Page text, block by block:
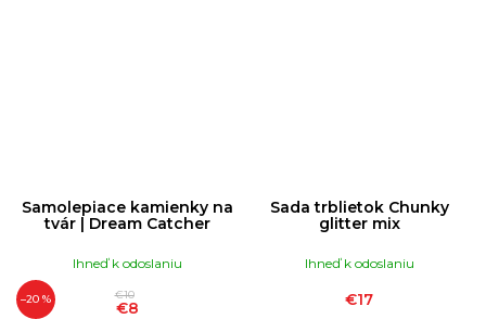
–20 %
Samolepiace kamienky na
tvár | Dream Catcher
Ihneď k odoslaniu
€10
€8
Sada trblietok Chunky
glitter mix
Ihneď k odoslaniu
€17